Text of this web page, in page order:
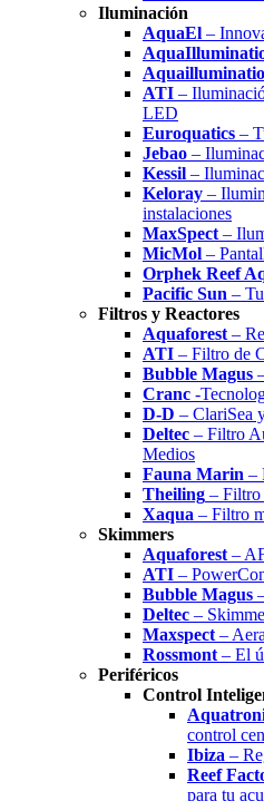
Iluminación
AquaEl –
ATI –
LED
Euroquatics –
Jebao –
Kessil –
Keloray –
instalaciones
MaxSpect –
MicMol –
Orphek Reef
Pacific Sun –
Filtros y Reactores
Aquaforest –
ATI – Filtro de
Bubble Magus
Cranc -
D-D – ClariSea
Deltec – Filtro
Medios
Fauna Marin –
Theiling – Filtro
Xaqua – Filtro
Skimmers
Aquaforest –
ATI –
Bubble Magus
Deltec –
Maxspect –
Rossmont – El
Periféricos
Control
control
Ibiza –
Reef
para tu